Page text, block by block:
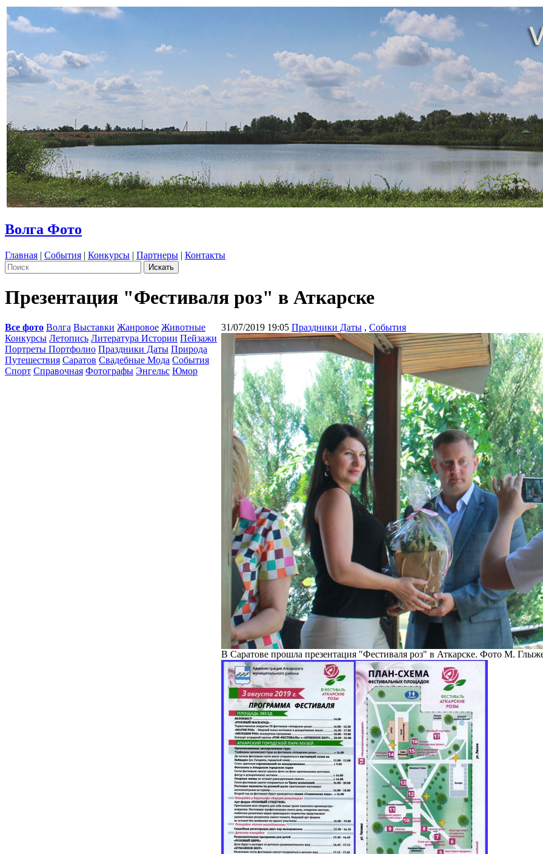
Волга Фото
Главная | События | Конкурсы | Партнеры | Контакты
Презентация "Фестиваля роз" в Аткарске
Все фото Волга Выставки Жанровое Животные
Конкурсы Летопись Литература Истории Пейзажи
Портреты Портфолио Праздники Даты Природа
Путешествия Саратов Свадебные Мода События
Спорт Справочная Фотографы Энгельс Юмор
31/07/2019 19:05 Праздники Даты , События
В Саратове прошла презентация "Фестиваля роз" в Аткарске. Фото М.